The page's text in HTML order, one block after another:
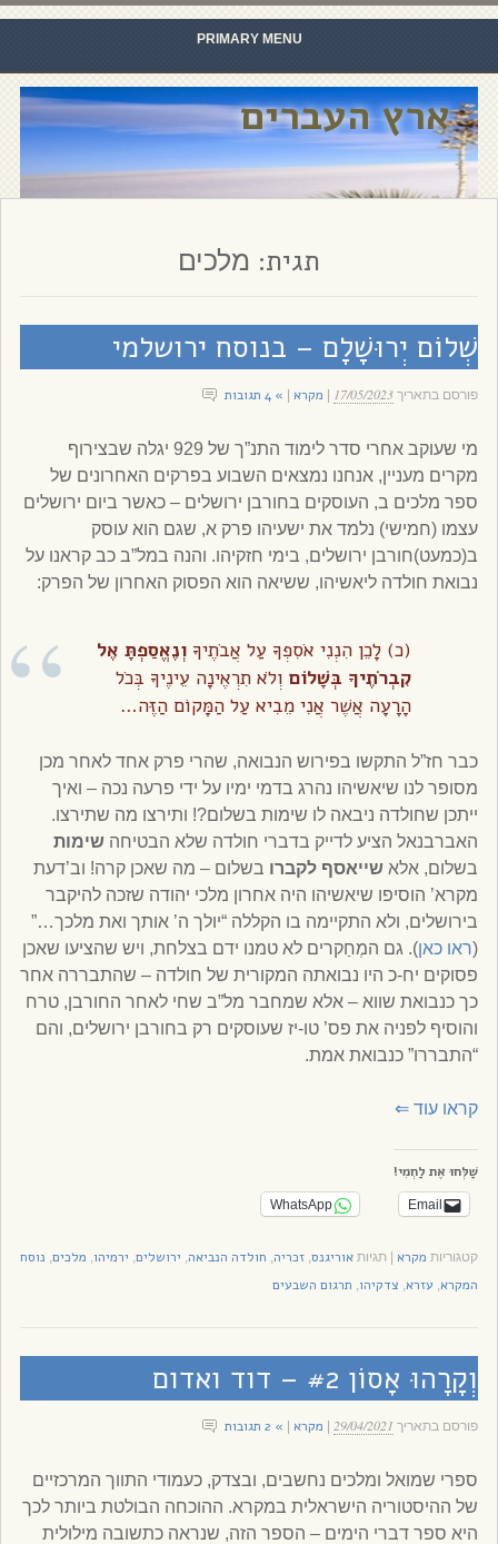
PRIMARY MENU
Skip to content
ארץ העברים
תגית: מלכים
שְׁלוֹם יְרוּשָׁלָ‍ם – בנוסח ירושלמי
פורסם בתאריך17/05/2023 מקרא » 4 תגובות
מי שעוקב אחרי סדר לימוד התנ”ך של 929 יגלה שבצירוף
מקרים מעניין, אנחנו נמצאים השבוע בפרקים האחרונים של
ספר מלכים ב, העוסקים בחורבן ירושלים – כאשר ביום ירושלים
עצמו (חמישי) נלמד את ישעיהו פרק א, שגם הוא עוסק
ב(כמעט)חורבן ירושלים, בימי חזקיהו. והנה במל”ב כב קראנו על
נבואת חולדה ליאשיהו, ששיאה הוא הפסוק האחרון של הפרק:
(כ) לָכֵן הִנְנִי אֹסִפְךָ עַל אֲבֹתֶיךָוְנֶאֱסַפְתָּ אֶל
קִבְרֹתֶיךָ בְּשָׁלוֹם וְלֹא תִרְאֶינָה עֵינֶיךָ בְּכֹל
הָרָעָה אֲשֶׁר אֲנִי מֵבִיא עַל הַמָּקוֹם הַזֶּה…
כבר חז”ל התקשו בפירוש הנבואה, שהרי פרק אחד לאחר מכן
מסופר לנו שיאשיהו נהרג בדמי ימיו על ידי פרעה נכה – ואיך
ייתכן שחולדה ניבאה לו שימות בשלום?! ותירצו מה שתירצו.
האברבנאל הציע לדייק בדברי חולדה שלא הבטיחהשימות
בשלום, אלאשייאסף לקברו בשלום – מה שאכן קרה! וב’דעת
מקרא’ הוסיפו שיאשיהו היה אחרון מלכי יהודה שזכה להיקבר
בירושלים, ולא התקיימה בו הקללה “יולך ה’ אותך ואת מלכך…”
(ראו כאן). גם המְחַקרים לא טמנו ידם בצלחת, ויש שהציעו שאכן
פסוקים יח-כ היו נבואתה המקורית של חולדה – שהתבררה אחר
כך כנבואת שווא – אלא שמחבר מל”ב שחי לאחר החורבן, טרח
והוסיף לפניה את פס’ טו-יז שעוסקים רק בחורבן ירושלים, והם
“התבררו” כנבואת אמת.
קראו עוד⇐
שַׁלְּחוּ אֶת לַחְמִי!
Email
WhatsApp
קטגוריות מקרא |תגיותאוריגנס,זכריה, חולדה הנביאה, ירושלים, ירמיהו, מלכים, נוסח
המקרא, עזרא, צדקיהו, תרגום השבעים
וְקָרָהוּ אָסוֹן #2 – דוד ואדום
פורסם בתאריך 29/04/2021 מקרא » 2 תגובות
ספרי שמואל ומלכים נחשבים, ובצדק, כעמודי התווך המרכזיים
של ההיסטוריה הישראלית במקרא. ההוכחה הבולטת ביותר לכך
היא ספר דברי הימים – הספר הזה, שנראה כתשובה מילולית